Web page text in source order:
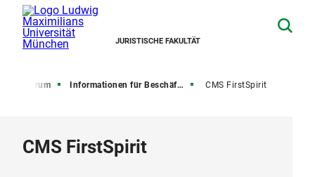
JURISTISCHE FAKULTÄT
Informationen für Beschäftigte CMS FirstSpirit
CMS FirstSpirit